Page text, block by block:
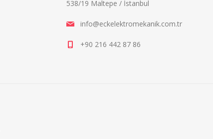
538/19 Maltepe / İstanbul
info@eckelektromekanik.com.tr
+90 216 442 87 86